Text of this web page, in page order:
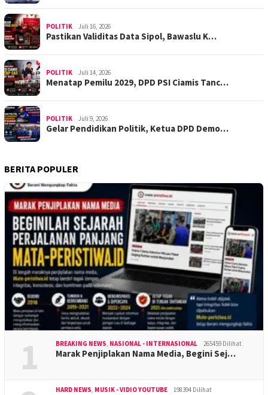
POLITIK Juli 16, 2026
Pastikan Validitas Data Sipol, Bawaslu K…
POLITIK Juli 14, 2026
Menatap Pemilu 2029, DPD PSI Ciamis Tanc…
POLITIK Juli 9, 2026
Gelar Pendidikan Politik, Ketua DPD Demo…
BERITA POPULER
1 BREAKING NEWS, NASIONAL - INTERNASIONAL 265459 Dilihat
Marak Penjiplakan Nama Media, Begini Sej…
HARD NEWS, MUSIK - VIDIO YOUTUBE 198394 Dilihat